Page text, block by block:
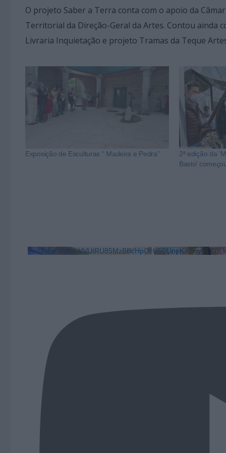
O projeto Saber a Terra conta com o apoio da
Territorial da Direção-Geral da Artes. Contou ainda
Livraria Inquietação e projeto Tramas da Teque
Exposição de Esculturas “ Madeira e Pedra”
2ª edição da
Basto’
YouTube Video